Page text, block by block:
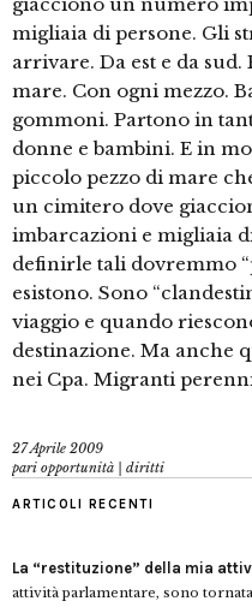
giacciono un numero
migliaia di persone. Gli
arrivare. Da est e da
mare. Con ogni mezzo.
gommoni. Partono in
donne e bambini. E in
piccolo pezzo di mare
un cimitero dove
imbarcazioni e migliaia
definirle tali dovremmo
esistono. Sono
viaggio e quando
destinazione. Ma anche
nei Cpa. Migranti
27 Aprile 2009
pari opportunità | diritti
ARTICOLI RECENTI
La “restituzione” della mia
attività parlamentare, sono